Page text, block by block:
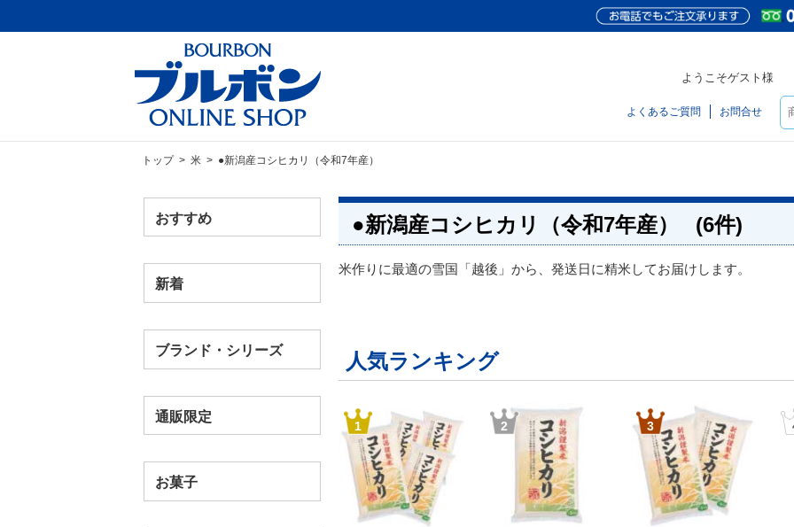
ようこそゲスト様
よくあるご質問 お問合せ
トップ> 米> ●新潟産コシヒカリ（令和7年産）
おすすめ
新着
ブランド・シリーズ
通販限定
お菓子
●新潟産コシヒカリ（令和7年産） (6件)
米作りに最適の雪国「越後」から、発送日に精米してお届けします。
人気ランキング
1 2 3